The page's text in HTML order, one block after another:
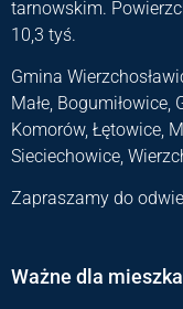
tarnowskim.
10,3 tyś.
Gmina
Małe, Bogumiłowice,
Komorów, Łętowice,
Sieciechowice,
Zapraszamy do
Ważne dla